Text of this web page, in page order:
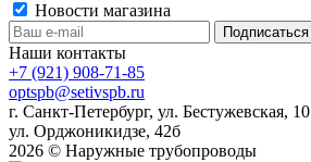
Новости магазина
Наши контакты
+7 (921) 908-71-85
optspb@setivspb.ru
г. Санкт-Петербург, ул. Бестужевская, 10
ул. Орджоникидзе, 42б
2026 © Наружные трубопроводы